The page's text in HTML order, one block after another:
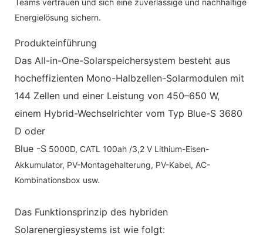
Energielösung sichern.
Produkteinführung
Das All-in-One-Solarspeichersystem besteht aus
hocheffizienten Mono-Halbzellen-Solarmodulen mit
144 Zellen und einer Leistung von 450–650 W,
einem Hybrid-Wechselrichter vom Typ Blue-S 3680
D oder
Blue -S 5000D, CATL 100ah /3,2 V Lithium-Eisen-
Akkumulator, PV-Montagehalterung, PV-Kabel, AC-
Kombinationsbox usw.
Das Funktionsprinzip des hybriden
Solarenergiesystems ist wie folgt: